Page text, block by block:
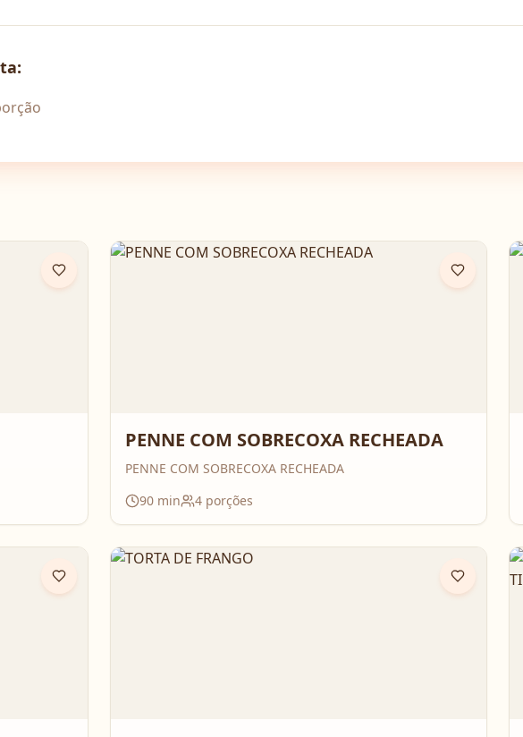
PENNE COM SOBRECOXA RECHEADA
PENNE COM SOBRECOXA RECHEADA
90 min 4 porções